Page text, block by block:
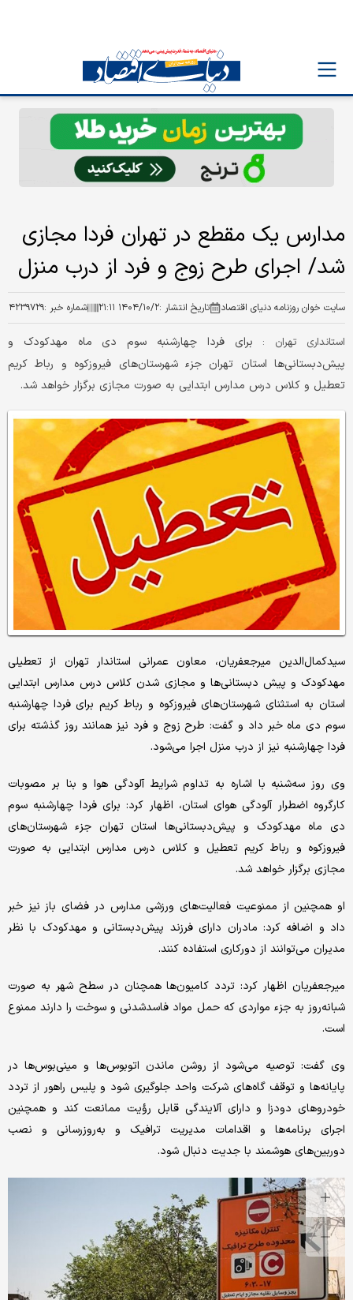
مدارس یک مقطع در تهران فردا مجازی
شد/ اجرای طرح زوج و فرد از درب منزل
سایت خوان روزنامه دنیای اقتصاد تاریخ انتشار :۱۴۰۴/۱۰/۲ ۲۱:۱۱ شماره خبر :۴۲۳۹۷۲۹
استانداری تهران : برای فردا چهارشنبه سوم دی ماه مهدکودک و
پیش‌دبستانی‌ها استان تهران جزء شهرستان‌های فیروزکوه و رباط کریم
تعطیل و کلاس درس مدارس ابتدایی به صورت مجازی برگزار خواهد شد.
سیدکمال‌الدین میرجعفریان، معاون عمرانی استاندار تهران از تعطیلی
مهدکودک و پیش دبستانی‌ها و مجازی شدن کلاس درس مدارس ابتدایی
استان به استثنای شهرستان‌های فیروزکوه و رباط کریم برای فردا چهارشنبه
سوم دی ماه خبر داد و گفت: طرح زوج و فرد نیز همانند روز گذشته برای
فردا چهارشنبه نیز از درب منزل اجرا می‌شود.
وی روز سه‌شنبه با اشاره به تداوم شرایط آلودگی هوا و بنا بر مصوبات
کارگروه اضطرار آلودگی هوای استان، اظهار کرد: برای فردا چهارشنبه سوم
دی ماه مهدکودک و پیش‌دبستانی‌ها استان تهران جزء شهرستان‌های
فیروزکوه و رباط کریم تعطیل و کلاس درس مدارس ابتدایی به صورت
مجازی برگزار خواهد شد.
او همچنین از ممنوعیت فعالیت‌های ورزشی مدارس در فضای باز نیز خبر
داد و اضافه کرد: مادران دارای فرزند پیش‌دبستانی و مهدکودک با نظر
مدیران می‌توانند از دورکاری استفاده کنند.
میرجعفریان اظهار کرد: تردد کامیون‌ها همچنان در سطح شهر به صورت
شبانه‌روز به جزء مواردی که حمل مواد فاسدشدنی و سوخت را دارند ممنوع
است.
وی گفت: توصیه می‌شود از روشن ماندن اتوبوس‌ها و مینی‌بوس‌ها در
پایانه‌ها و توقف گاه‌های شرکت واحد جلوگیری شود و پلیس راهور از تردد
خودروهای دودزا و دارای آلایندگی قابل رؤیت ممانعت کند و همچنین
اجرای برنامه‌ها و اقدامات مدیریت ترافیک و به‌روزرسانی و نصب
دوربین‌های هوشمند با جدیت دنبال شود.